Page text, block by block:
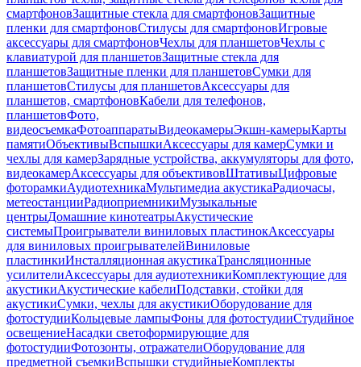
смартфоновЗащитные стекла для смартфоновЗащитные
пленки для смартфоновСтилусы для смартфоновИгровые
аксессуары для смартфоновЧехлы для планшетовЧехлы с
клавиатурой для планшетовЗащитные стекла для
планшетовЗащитные пленки для планшетовСумки для
планшетовСтилусы для планшетовАксессуары для
планшетов, смартфоновКабели для телефонов,
планшетовФото,
видеосъемкаФотоаппаратыВидеокамерыЭкшн-камерыКарты
памятиОбъективыВспышкиАксессуары для камерСумки и
чехлы для камерЗарядные устройства, аккумуляторы для фото,
видеокамерАксессуары для объективовШтативыЦифровые
фоторамкиАудиотехникаМультимедиа акустикаРадиочасы,
метеостанцииРадиоприемникиМузыкальные
центрыДомашние кинотеатрыАкустические
системыПроигрыватели виниловых пластинокАксессуары
для виниловых проигрывателейВиниловые
пластинкиИнсталляционная акустикаТрансляционные
усилителиАксессуары для аудиотехникиКомплектующие для
акустикиАкустические кабелиПодставки, стойки для
акустикиСумки, чехлы для акустикиОборудование для
фотостудииКольцевые лампыФоны для фотостудииСтудийное
освещениеНасадки светоформирующие для
фотостудииФотозонты, отражателиОборудование для
предметной съемкиВспышки студийныеКомплекты